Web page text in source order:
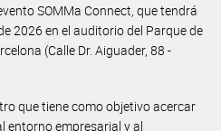
SOMMa Connect, que tendrá
2026 en el auditorio del Parque de
(Calle Dr. Aiguader, 88 -
que tiene como objetivo acercar
entorno empresarial y al